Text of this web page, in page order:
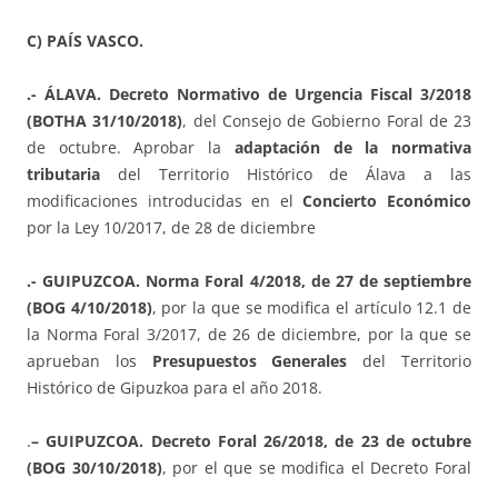
C) PAÍS VASCO.
.- ÁLAVA. Decreto Normativo de Urgencia Fiscal 3/2018
(BOTHA 31/10/2018), del Consejo de Gobierno Foral de 23
de octubre. Aprobar la adaptación de la normativa
tributaria del Territorio Histórico de Álava a las
modificaciones introducidas en elConcierto Económico
por la Ley 10/2017, de 28 de diciembre
.- GUIPUZCOA. Norma Foral 4/2018, de 27 de septiembre
(BOG 4/10/2018), por la que se modifica el artículo 12.1 de
la Norma Foral 3/2017, de 26 de diciembre, por la que se
aprueban los Presupuestos Generalesdel Territorio
Histórico de Gipuzkoa para el año 2018.
.– GUIPUZCOA. Decreto Foral 26/2018, de 23 de octubre
(BOG 30/10/2018), por el que se modifica el Decreto Foral